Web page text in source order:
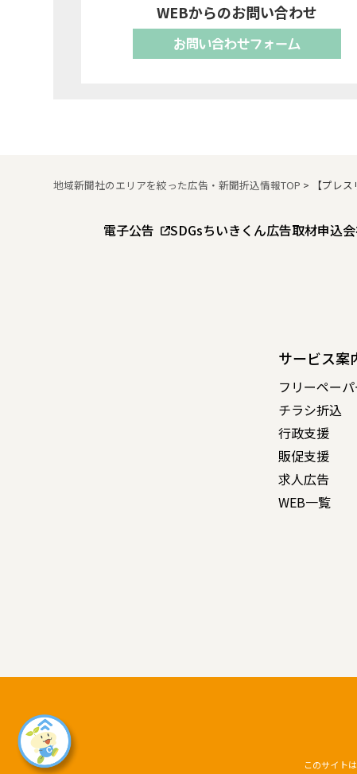
WEBからのお問い合わせ
お問い合わせフォーム
地域新聞社のエリアを絞った広告・新聞折込情報TOP > 【プレ
電子公告 SDGsちいきくん広告取材申込
サービス案
フリーペー
チラシ折込
行政支援
販促支援
求人広告
WEB一覧
このサイト